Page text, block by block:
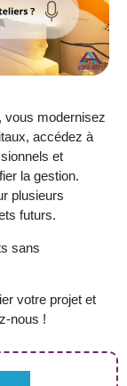
vous modernisez
accédez à
et
la gestion.
plusieurs
futurs.
sans
votre projet et
nous !